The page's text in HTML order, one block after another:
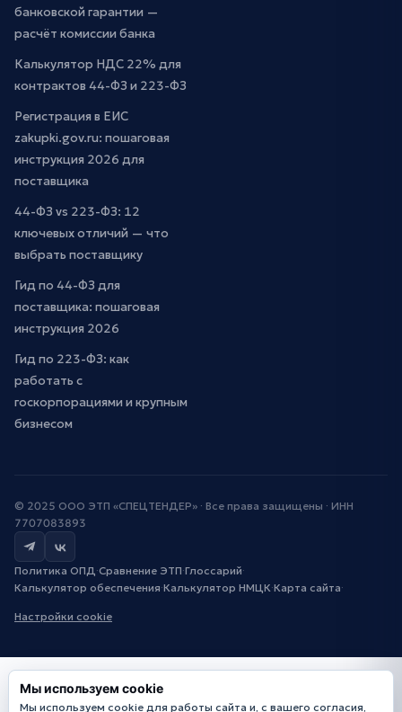
банковской гарантии —
расчёт комиссии банка
Калькулятор НДС 22% для
контрактов 44-ФЗ и 223-ФЗ
Регистрация в ЕИС
zakupki.gov.ru: пошаговая
инструкция 2026 для
поставщика
44-ФЗ vs 223-ФЗ: 12
ключевых отличий — что
выбрать поставщику
Гид по 44-ФЗ для
поставщика: пошаговая
инструкция 2026
Гид по 223-ФЗ: как
работать с
госкорпорациями и крупным
бизнесом
© 2025 ООО ЭТП «СПЕЦТЕНДЕР» · Все права защищены · ИНН
7707083893
Политика ОПД·Сравнение ЭТП·Глоссарий·
Калькулятор обеспечения·Калькулятор НМЦК·Карта сайта·
Настройки cookie
Мы используем cookie
Мы используем cookie для работы сайта и, с вашего согласия,